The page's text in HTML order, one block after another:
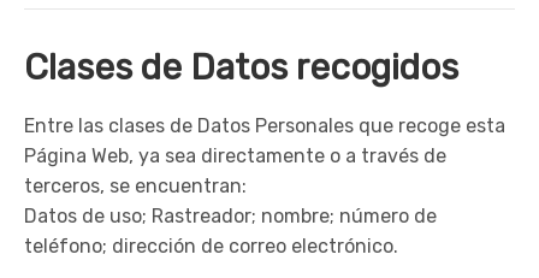
Clases de Datos recogidos
Entre las clases de Datos Personales que recoge esta
Página Web, ya sea directamente o a través de
terceros, se encuentran:
Datos de uso; Rastreador; nombre; número de
teléfono; dirección de correo electrónico.